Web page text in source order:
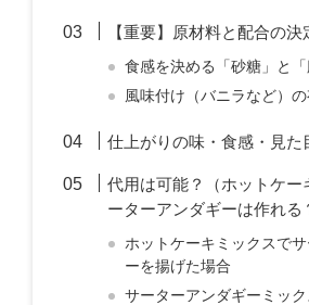
【重要】原材料と配合の
食感を決める「砂糖」と
風味付け（バニラなど）
仕上がりの味・食感・見た
代用は可能？（ホットケー
ーターアンダギーは作れる
ホットケーキミックスで
ーを揚げた場合
サーターアンダギーミッ